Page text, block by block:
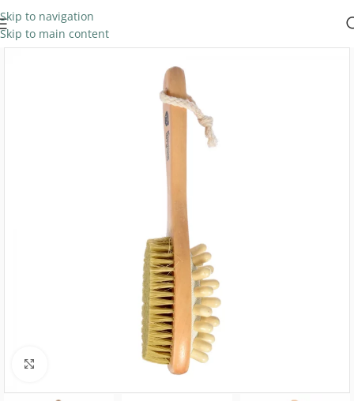
Skip to navigation
Skip to main content
Нажмите, чтобы увеличить